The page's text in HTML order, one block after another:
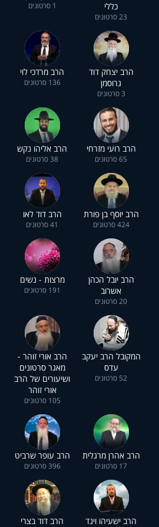
כללי
23 סרטונים
1 סרטונים
הרב יצחק דוד
גרוסמן
3 סרטונים
הרב מרדכי לוי
136 סרטונים
הרב רועי מזרחי
65 סרטונים
הרב אליהו נקש
38 סרטונים
הרב יוסף בן פורת
424 סרטונים
הרב דוד לאו
41 סרטונים
הרב יובל הכהן
אשרוב
20 סרטונים
מרצות - נשים
191 סרטונים
המקובל הרב יעקב
עדס
52 סרטונים
הרב אורי זוהר -
מאגר סרטונים
ושיעורים של הרב
אורי זוהר
105 סרטונים
הרב אהרן מרגלית
17 סרטונים
הרב עופר שרביט
396 סרטונים
הרב ישעיהו וינד הרב דוד בצרי